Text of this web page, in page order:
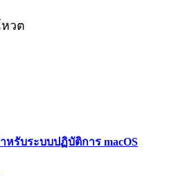
วต
หรับระบบปฏิบัติการ macOS